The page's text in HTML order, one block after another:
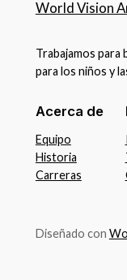
World Vision
Trabajamos para
para los niños y
Acerca de
Equipo
Historia
Carreras
Diseñado con